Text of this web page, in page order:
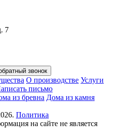
7
звонок
О производстве Услуги
письмо
из бревна Дома из камня
Политика
на сайте не является